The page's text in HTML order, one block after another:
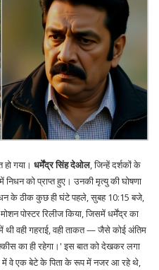
गया। धर्मेंद्र सिंह देओल, जिन्हें दर्शकों के
निधन को प्राप्त हुए। उनकी मृत्यु की घोषणा
के ठीक कुछ ही घंटे पहले, सुबह 10:15 बजे,
पोस्टर रिलीज किया, जिसमें धर्मेंद्र का
वही गहराई, वही ताकत — जैसे कोई अंतिम
का ही रहेगा।' इस बात को देखकर लगा
में वे एक बेटे के पिता के रूप में नजर आ रहे थे,